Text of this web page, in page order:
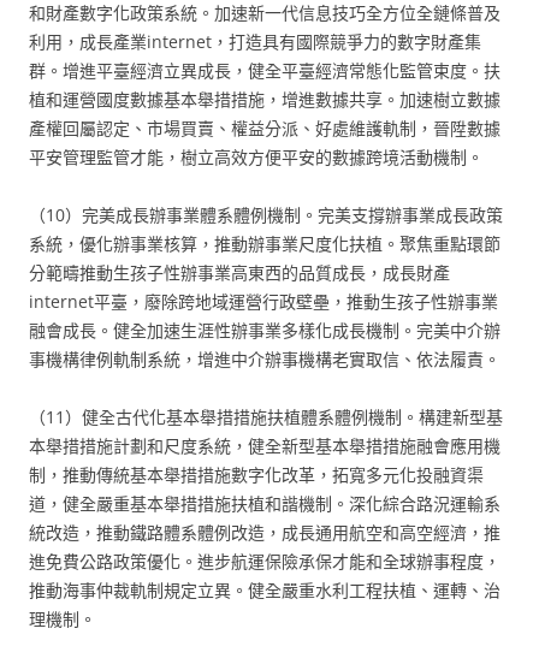
和財產數字化政策系統。加速新一代信息技巧全方位全鏈條普及
利用，成長產業internet，打造具有國際競爭力的數字財產集
群。增進平臺經濟立異成長，健全平臺經濟常態化監管束度。扶
植和運營國度數據基本舉措措施，增進數據共享。加速樹立數據
產權回屬認定、市場買賣、權益分派、好處維護軌制，晉陞數據
平安管理監管才能，樹立高效方便平安的數據跨境活動機制。
（10）完美成長辦事業體系體例機制。完美支撐辦事業成長政策
系統，優化辦事業核算，推動辦事業尺度化扶植。聚焦重點環節
分範疇推動生孩子性辦事業高東西的品質成長，成長財產
internet平臺，廢除跨地域運營行政壁壘，推動生孩子性辦事業
融會成長。健全加速生涯性辦事業多樣化成長機制。完美中介辦
事機構律例軌制系統，增進中介辦事機構老實取信、依法履責。
（11）健全古代化基本舉措措施扶植體系體例機制。構建新型基
本舉措措施計劃和尺度系統，健全新型基本舉措措施融會應用機
制，推動傳統基本舉措措施數字化改革，拓寬多元化投融資渠
道，健全嚴重基本舉措措施扶植和諧機制。深化綜合路況運輸系
統改造，推動鐵路體系體例改造，成長通用航空和高空經濟，推
進免費公路政策優化。進步航運保險承保才能和全球辦事程度，
推動海事仲裁軌制規定立異。健全嚴重水利工程扶植、運轉、治
理機制。